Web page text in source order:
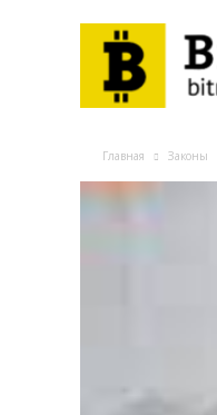
Главная Законы